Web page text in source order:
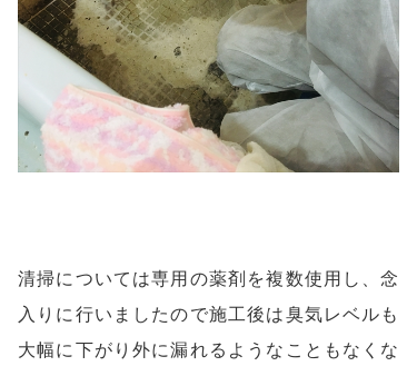
清掃については専用の薬剤を複数使用し、念
入りに行いましたので施工後は臭気レベルも
大幅に下がり外に漏れるようなこともなくな